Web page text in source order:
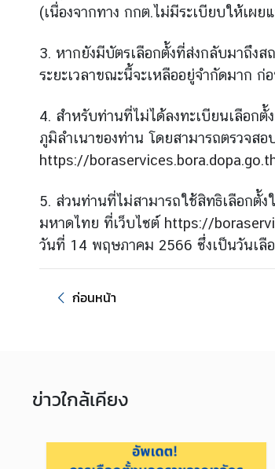
า
ว
อ
ง
ที่
ย
ว
ข้
(เนื่องจากทาง กกต.ไม่มีระเบียบให้เผ
3. หากยังมีบัตรเลือกตั้งที่ส่งกลับมาถึง
ระยะเวลาขณะนี้จะเหลืออยู่จำกัดมาก
4. สำหรับท่านที่ไม่ได้ลงทะเบียนเลือก
ภูมิลำเนาของท่าน โดยสามารถตรวจส
https://
5. ส่วนท่านที่ไม่สามารถใช้สิทธิเลือกตั้ง
มหาดไทย ที่เว็บไซต์ https://
วันที่ 14 พฤษภาคม 2566 ซึ่งเป็นวันเลื
ก่อนหน้า
ข่าวใกล้เคียง